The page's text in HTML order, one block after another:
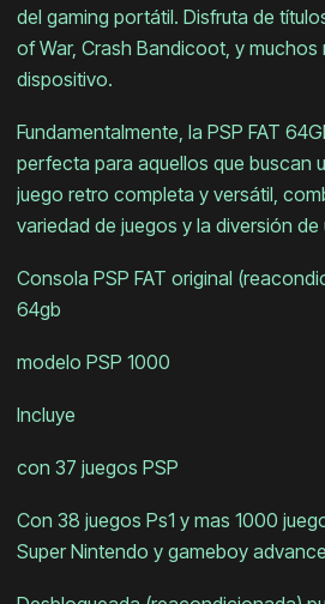
del gaming portátil. Disfruta de
of War, Crash Bandicoot, y
dispositivo.
Fundamentalmente, la PSP FAT
perfecta para aquellos que buscan
juego retro completa y versátil,
variedad de juegos y la diversión
Consola PSP FAT original
64gb
modelo PSP 1000
Incluye
con 37 juegos PSP
Con 38 juegos Ps1 y mas 1000
Super Nintendo y gameboy